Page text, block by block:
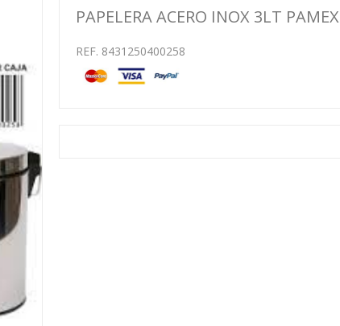
PAPELERA ACERO INOX 3LT PAMEX
REF. 8431250400258